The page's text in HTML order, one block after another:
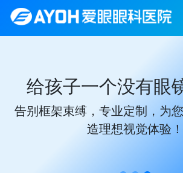
给孩子一个没有眼
告别框架束缚，专业定制，为
造理想视觉体验！